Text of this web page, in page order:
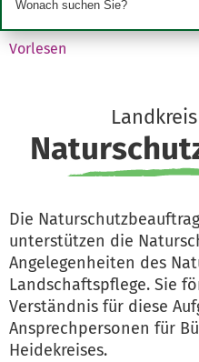
Vorlesen
Die
unterstützen die
Angelegenheiten des
Landschaftspflege. Sie
Verständnis für diese
Ansprechpersonen für
Heidekreises.